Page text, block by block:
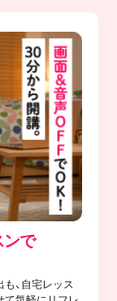
ンで
、自宅レッス